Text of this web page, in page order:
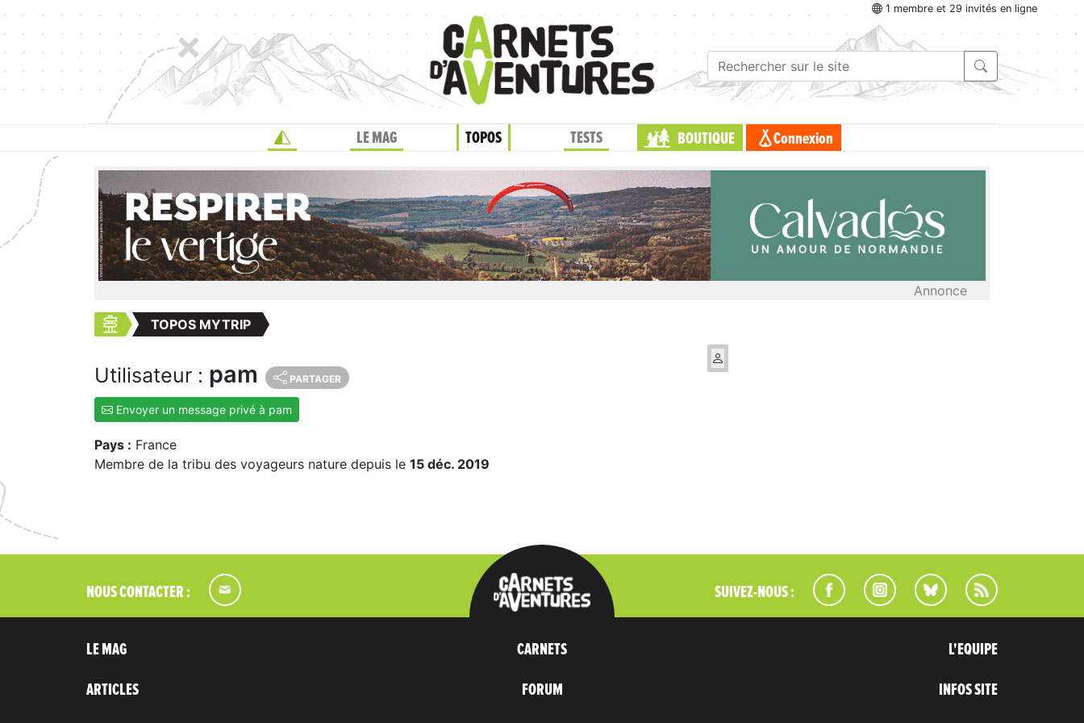
1 membre et 29 invités en ligne
LE MAG TOPOS TESTS BOUTIQUE Connexion
Annonce
TOPOS MYTRIP
Utilisateur : pam PARTAGER
Envoyer un message privé à pam
Pays : France
Membre de la tribu des voyageurs nature depuis le 15 déc. 2019
NOUS CONTACTER : SUIVEZ-NOUS :
LE MAG
ARTICLES
CARNETS
FORUM
L'EQUIPE
INFOS SITE